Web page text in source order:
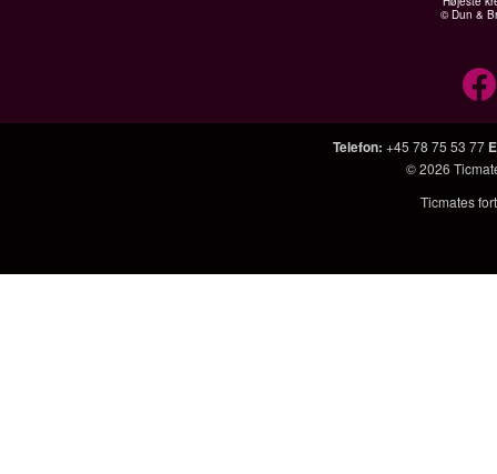
© Dun &
Telefon: +45 78 75 53 77
© 2026
Ticmates